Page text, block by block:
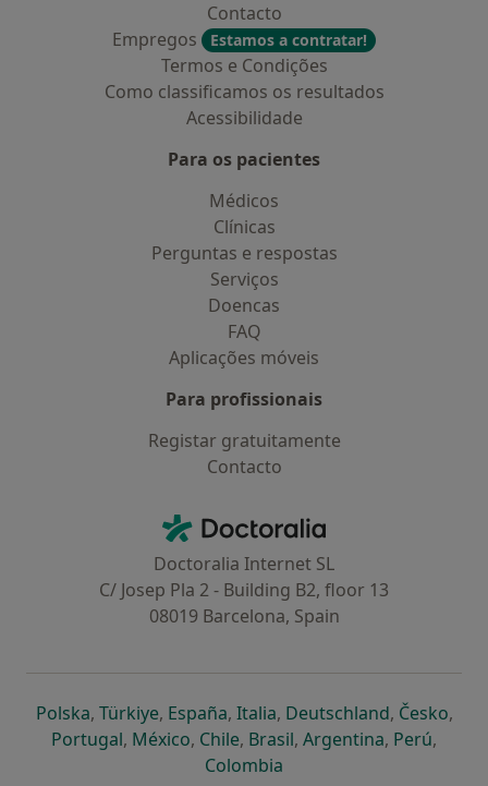
Contacto
Empregos
Estamos a contratar!
Termos e Condições
Como classificamos os resultados
Acessibilidade
Para os pacientes
Médicos
Clínicas
Perguntas e respostas
Serviços
Doencas
FAQ
Aplicações móveis
Para profissionais
Registar gratuitamente
Contacto
Doctoralia - Homepage
Doctoralia Internet SL
C/ Josep Pla 2 - Building B2, floor 13
08019 Barcelona, Spain
Polskaabre num novo separador
, Türkiyeabre num novo separador
, Españaabre num novo separador
, Italiaabre num novo
, Deutschlandabre num
, Česko,
Portugalabre num novo separador
, Méxicoabre num novo separador
, Chileabre num novo separador
, Brasilabre num novo
, Argentinaabre num
, Perúabre
,
Colombia